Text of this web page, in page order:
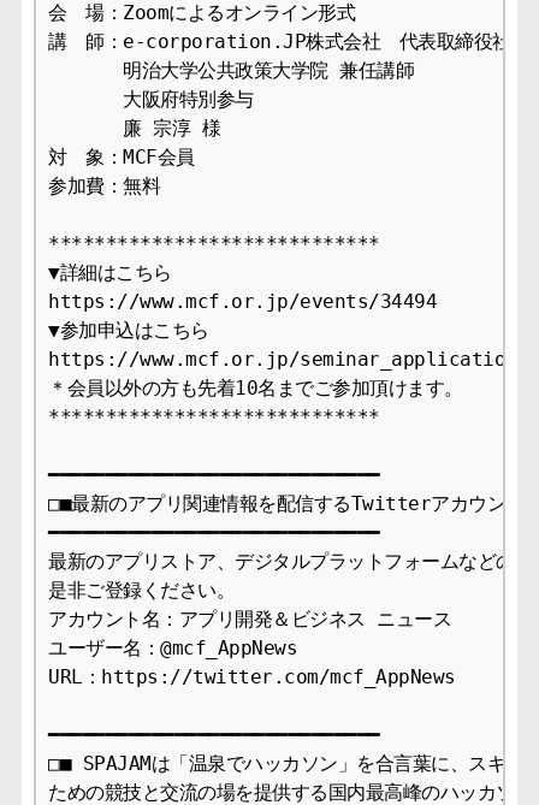
会　場：Zoomによるオンライン形式
講　師：e-corporation.JP株式会社　代表取締役社長
明治大学公共政策大学院 兼任講師
大阪府特別参与
廉 宗淳 様
対　象：MCF会員
参加費：無料
*****************************
▼詳細はこちら
https://www.mcf.or.jp/events/34494
▼参加申込はこちら
https://www.mcf.or.jp/seminar_application
＊会員以外の方も先着10名までご参加頂けます。
*****************************
━━━━━━━━━━━━━━━━━━━━━━━━━━━━━
□■最新のアプリ関連情報を配信するTwitterアカウント
━━━━━━━━━━━━━━━━━━━━━━━━━━━━━
最新のアプリストア、デジタルプラットフォームなどの
是非ご登録ください。
アカウント名：アプリ開発＆ビジネス ニュース
ユーザー名：@mcf_AppNews
URL：https://twitter.com/mcf_AppNews
━━━━━━━━━━━━━━━━━━━━━━━━━━━━━
□■ SPAJAMは「温泉でハッカソン」を合言葉に、スキル
ための競技と交流の場を提供する国内最高峰のハッカソ